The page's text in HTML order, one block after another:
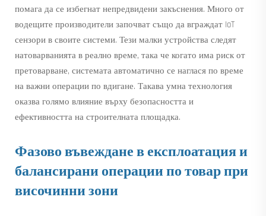
помага да се избегнат непредвидени закъснения. Много от
водещите производители започват също да вграждат IoT
сензори в своите системи. Тези малки устройства следят
натоварванията в реално време, така че когато има риск от
претоварване, системата автоматично се наглася по време
на важни операции по вдигане. Такава умна технология
оказва голямо влияние върху безопасността и
ефективността на строителната площадка.
Фазово въвеждане в експлоатация и
балансирани операции по товар при
височинни зони